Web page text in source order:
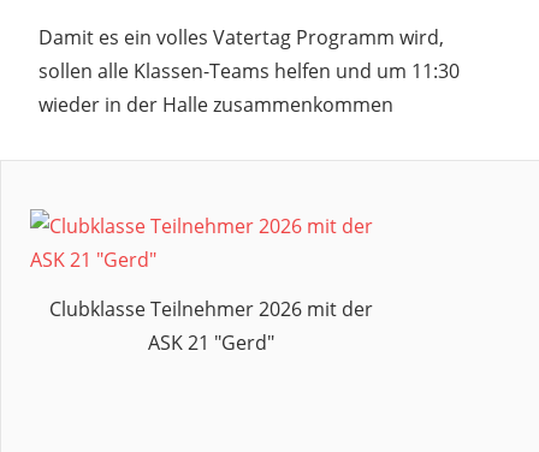
Damit es ein volles Vatertag Programm wird,
sollen alle Klassen-Teams helfen und um 11:30
wieder in der Halle zusammenkommen
BBSW
BRIEFING
ERÖFFNUNGSBRIEFING
Clubklasse Teilnehmer 2026 mit der
ASK 21 "Gerd"